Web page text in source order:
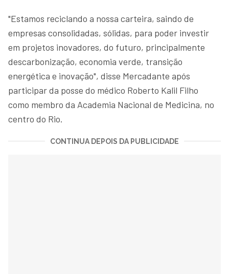
"Estamos reciclando a nossa carteira, saindo de
empresas consolidadas, sólidas, para poder investir
em projetos inovadores, do futuro, principalmente
descarbonização, economia verde, transição
energética e inovação", disse Mercadante após
participar da posse do médico Roberto Kalil Filho
como membro da Academia Nacional de Medicina, no
centro do Rio.
CONTINUA DEPOIS DA PUBLICIDADE